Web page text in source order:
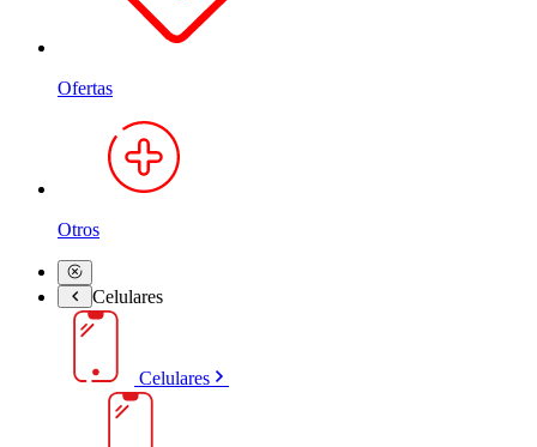
Ofertas
Otros
Celulares
Celulares